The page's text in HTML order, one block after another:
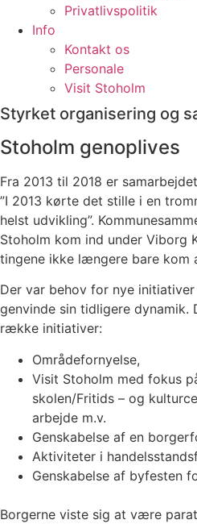
Privatlivspolitik
Info
Kontakt os
Personale
Visit Stoholm
Styrket organisering og
Stoholm genoplives
Fra 2013 til 2018 er
”I 2013 kørte det stille i en
helst udvikling”.
Stoholm kom ind under Viborg
tingene ikke længere bare kom
Der var behov for nye
genvinde sin tidligere dynamik.
række initiativer:
Områdefornyelse,
Visit Stoholm med fokus
skolen/Fritids – og
arbejde m.v.
Genskabelse af en
Aktiviteter i
Genskabelse af byfesten
Borgerne viste sig at være